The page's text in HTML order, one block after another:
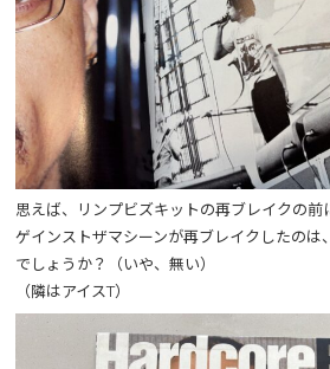
思えば、リンプビズキットの再ブレイクの前
ゲインストザマシーンが再ブレイクしたのは
でしょうか？（いや、無い）
（隣はアイスT）